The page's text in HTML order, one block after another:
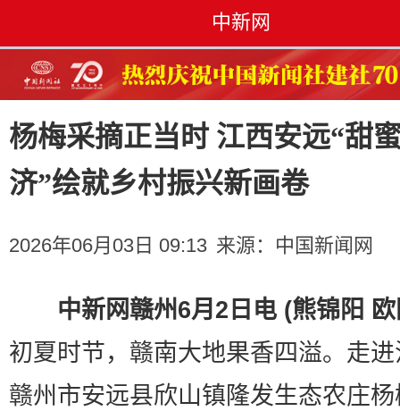
中新网
杨梅采摘正当时 江西安远“甜
济”绘就乡村振兴新画卷
2026年06月03日 09:13 来源： 中国新闻网
中新网赣州6月2日电 (熊锦阳
初夏时节，赣南大地果香四溢。走
赣州市安远县欣山镇隆发生态农庄